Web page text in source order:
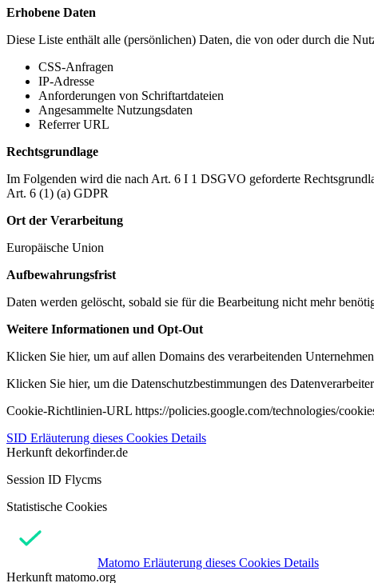
Erhobene Daten
Diese Liste enthält alle (persönlichen) Daten, die von oder durch die
CSS-Anfragen
IP-Adresse
Anforderungen von Schriftartdateien
Angesammelte Nutzungsdaten
Referrer URL
Rechtsgrundlage
Im Folgenden wird die nach Art. 6 I 1 DSGVO geforderte
Art. 6 (1) (a) GDPR
Ort der Verarbeitung
Europäische Union
Aufbewahrungsfrist
Daten werden gelöscht, sobald sie für die Bearbeitung nicht mehr
Weitere Informationen und Opt-Out
Klicken Sie hier, um auf allen Domains des verarbeitenden
Klicken Sie hier, um die Datenschutzbestimmungen des
Cookie-Richtlinien-URL https://policies.google.com/technologies/
SID Erläuterung dieses Cookies Details
Herkunft dekorfinder.de
Session ID Flycms
Statistische Cookies
Matomo Erläuterung dieses Cookies Details
Herkunft matomo.org